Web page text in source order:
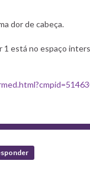
dor de cabeça.
está no espaço